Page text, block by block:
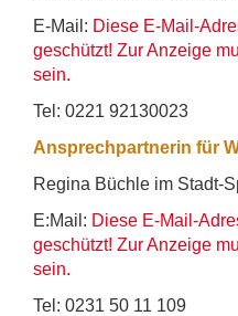
E-Mail: Diese E-Mail-
geschützt! Zur Anzeige
sein.
Tel: 0221 92130023
Ansprechpartnerin für
Regina Büchle im Stadt-
E:Mail: Diese E-Mail-
geschützt! Zur Anzeige
sein.
Tel: 0231 50 11 109